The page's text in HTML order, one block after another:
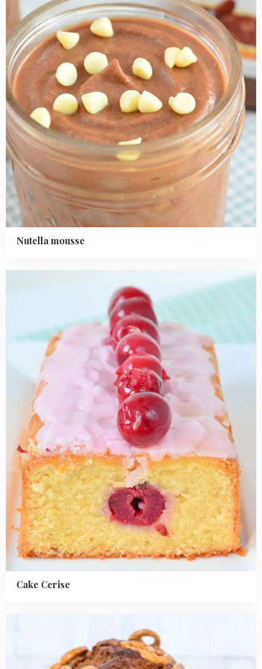
Nutella mousse
Cake Cerise
Cerise
Pindakaas-